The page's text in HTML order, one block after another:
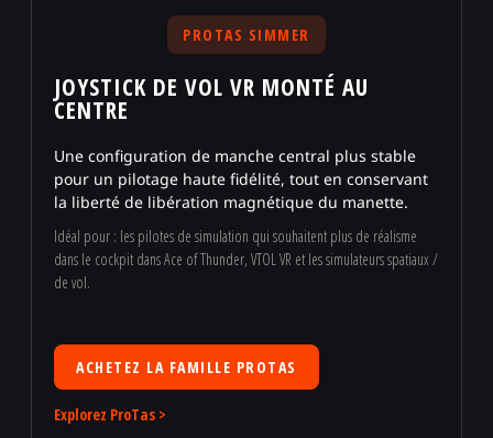
PROTAS SIMMER
JOYSTICK DE VOL VR MONTÉ AU
CENTRE
Une configuration de manche central plus stable
pour un pilotage haute fidélité, tout en conservant
la liberté de libération magnétique du manette.
Idéal pour : les pilotes de simulation qui souhaitent plus de réalisme
dans le cockpit dans Ace of Thunder, VTOL VR et les simulateurs spatiaux /
de vol.
ACHETEZ LA FAMILLE PROTAS
Explorez ProTas >